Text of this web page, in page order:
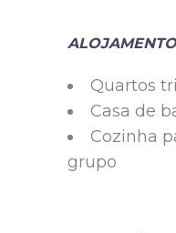
ALOJAMENTO
Quartos
Casa de
Cozinha
grupo